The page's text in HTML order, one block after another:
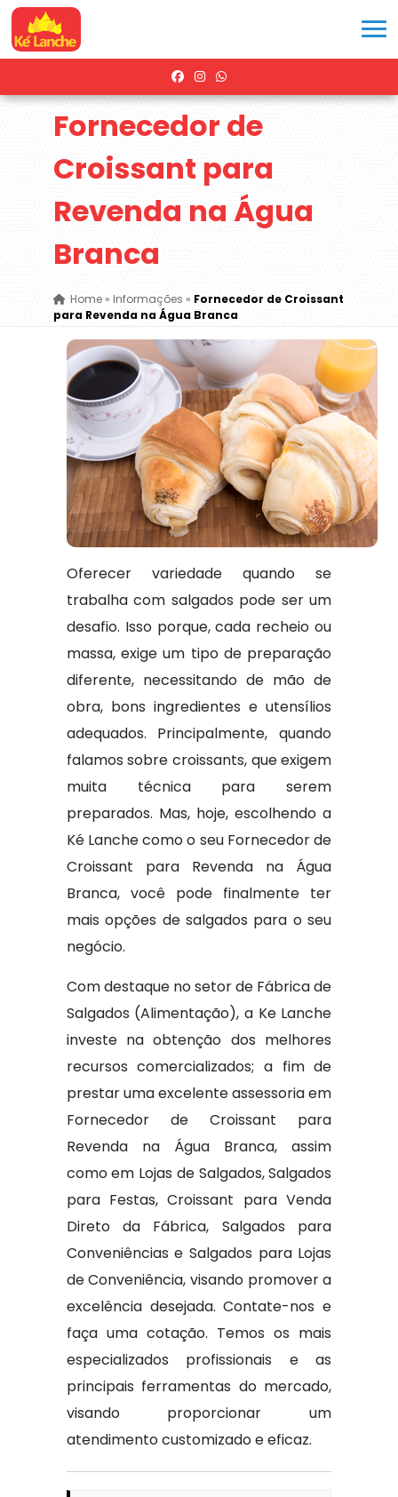
Fornecedor de
Croissant para
Revenda na Água
Branca
Home» Informações » Fornecedor de Croissant
para Revenda na Água Branca
Oferecer variedade quando se
trabalha com salgados pode ser um
desafio. Isso porque, cada recheio ou
massa, exige um tipo de preparação
diferente, necessitando de mão de
obra, bons ingredientes e utensílios
adequados. Principalmente, quando
falamos sobre croissants, que exigem
muita técnica para serem
preparados. Mas, hoje, escolhendo a
Ké Lanche como o seu Fornecedor de
Croissant para Revenda na Água
Branca, você pode finalmente ter
mais opções de salgados para o seu
negócio.
Com destaque no setor de Fábrica de
Salgados (Alimentação), a Ke Lanche
investe na obtenção dos melhores
recursos comercializados; a fim de
prestar uma excelente assessoria em
Fornecedor de Croissant para
Revenda na Água Branca, assim
como em Lojas de Salgados, Salgados
para Festas, Croissant para Venda
Direto da Fábrica, Salgados para
Conveniências e Salgados para Lojas
de Conveniência, visando promover a
excelência desejada. Contate-nos e
faça uma cotação. Temos os mais
especializados profissionais e as
principais ferramentas do mercado,
visando proporcionar um
atendimento customizado e eficaz.